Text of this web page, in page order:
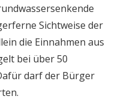
Sichtweise der
die Einnahmen aus
bei über 50
darf der Bürger